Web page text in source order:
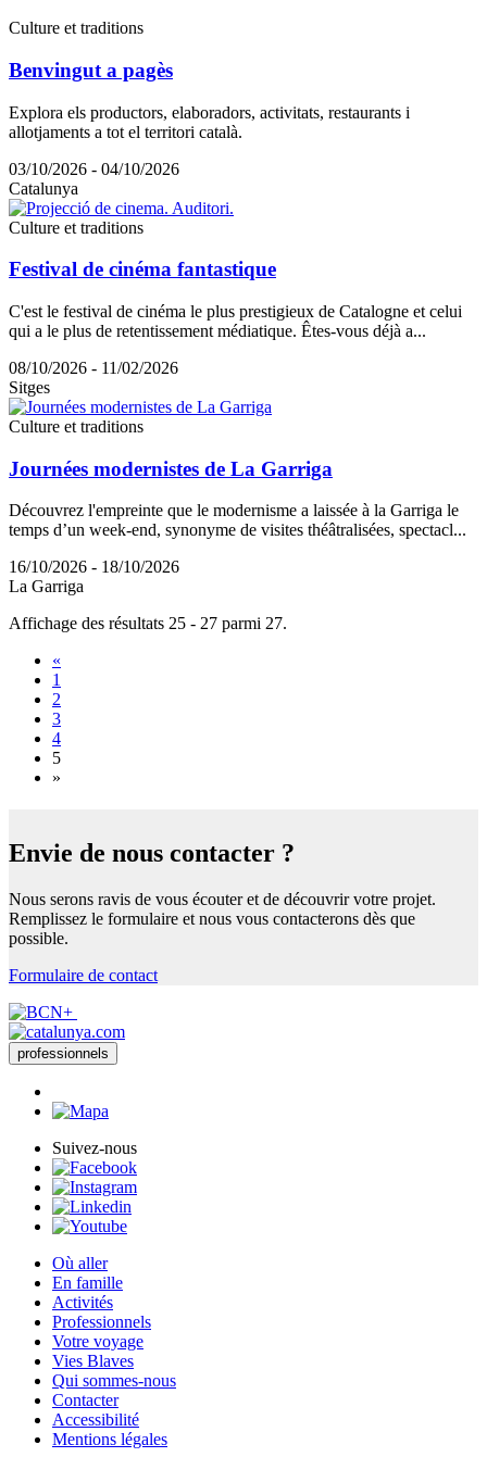
Culture et traditions
Benvingut a pagès
Explora els productors, elaboradors, activitats, restaurants i
allotjaments a tot el territori català.
03/10/2026 - 04/10/2026
Catalunya
Culture et traditions
Festival de cinéma fantastique
C'est le festival de cinéma le plus prestigieux de Catalogne et celui
qui a le plus de retentissement médiatique. Êtes-vous déjà a...
08/10/2026 - 11/02/2026
Sitges
Culture et traditions
Journées modernistes de La Garriga
Découvrez l'empreinte que le modernisme a laissée à la Garriga le
temps d’un week-end, synonyme de visites théâtralisées, spectacl...
16/10/2026 - 18/10/2026
La Garriga
Affichage des résultats 25 - 27 parmi 27.
«
1
2
3
4
5
»
Envie de nous contacter ?
Nous serons ravis de vous écouter et de découvrir votre projet.
Remplissez le formulaire et nous vous contacterons dès que
possible.
Formulaire de contact
professionnels
Suivez-nous
Où aller
En famille
Activités
Professionnels
Votre voyage
Vies Blaves
Qui sommes-nous
Contacter
Accessibilité
Mentions légales